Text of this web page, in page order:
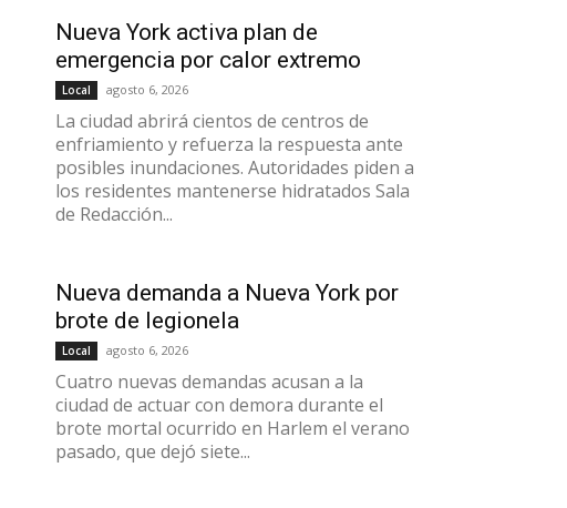
Nueva York activa plan de
emergencia por calor extremo
Local agosto 6, 2026
La ciudad abrirá cientos de centros de
enfriamiento y refuerza la respuesta ante
posibles inundaciones. Autoridades piden a
los residentes mantenerse hidratados Sala
de Redacción...
Nueva demanda a Nueva York por
brote de legionela
Local agosto 6, 2026
Cuatro nuevas demandas acusan a la
ciudad de actuar con demora durante el
brote mortal ocurrido en Harlem el verano
pasado, que dejó siete...